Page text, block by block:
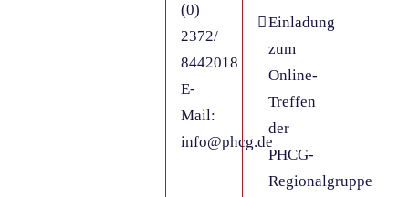
(0)
2372/
8442018
E-
Mail:
info@phcg.de
Einladung
zum
Online-
Treffen
der
PHCG-
Regionalgruppe